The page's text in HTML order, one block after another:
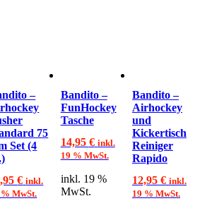
–
75
Set (4
€ inkl.
% MwSt.
Bandito –
FunHockey
Tasche
14,95 € inkl.
19 % MwSt.
inkl. 19 %
MwSt.
Bandito –
Airhockey
und
Kickertisch
Reiniger
Rapido
12,95 € inkl.
19 % MwSt.